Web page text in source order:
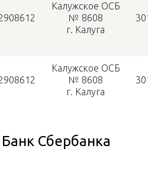
Калужское ОСБ
№ 8608
г. Калуга
Калужское ОСБ
№ 8608
г. Калуга
Сбербанка